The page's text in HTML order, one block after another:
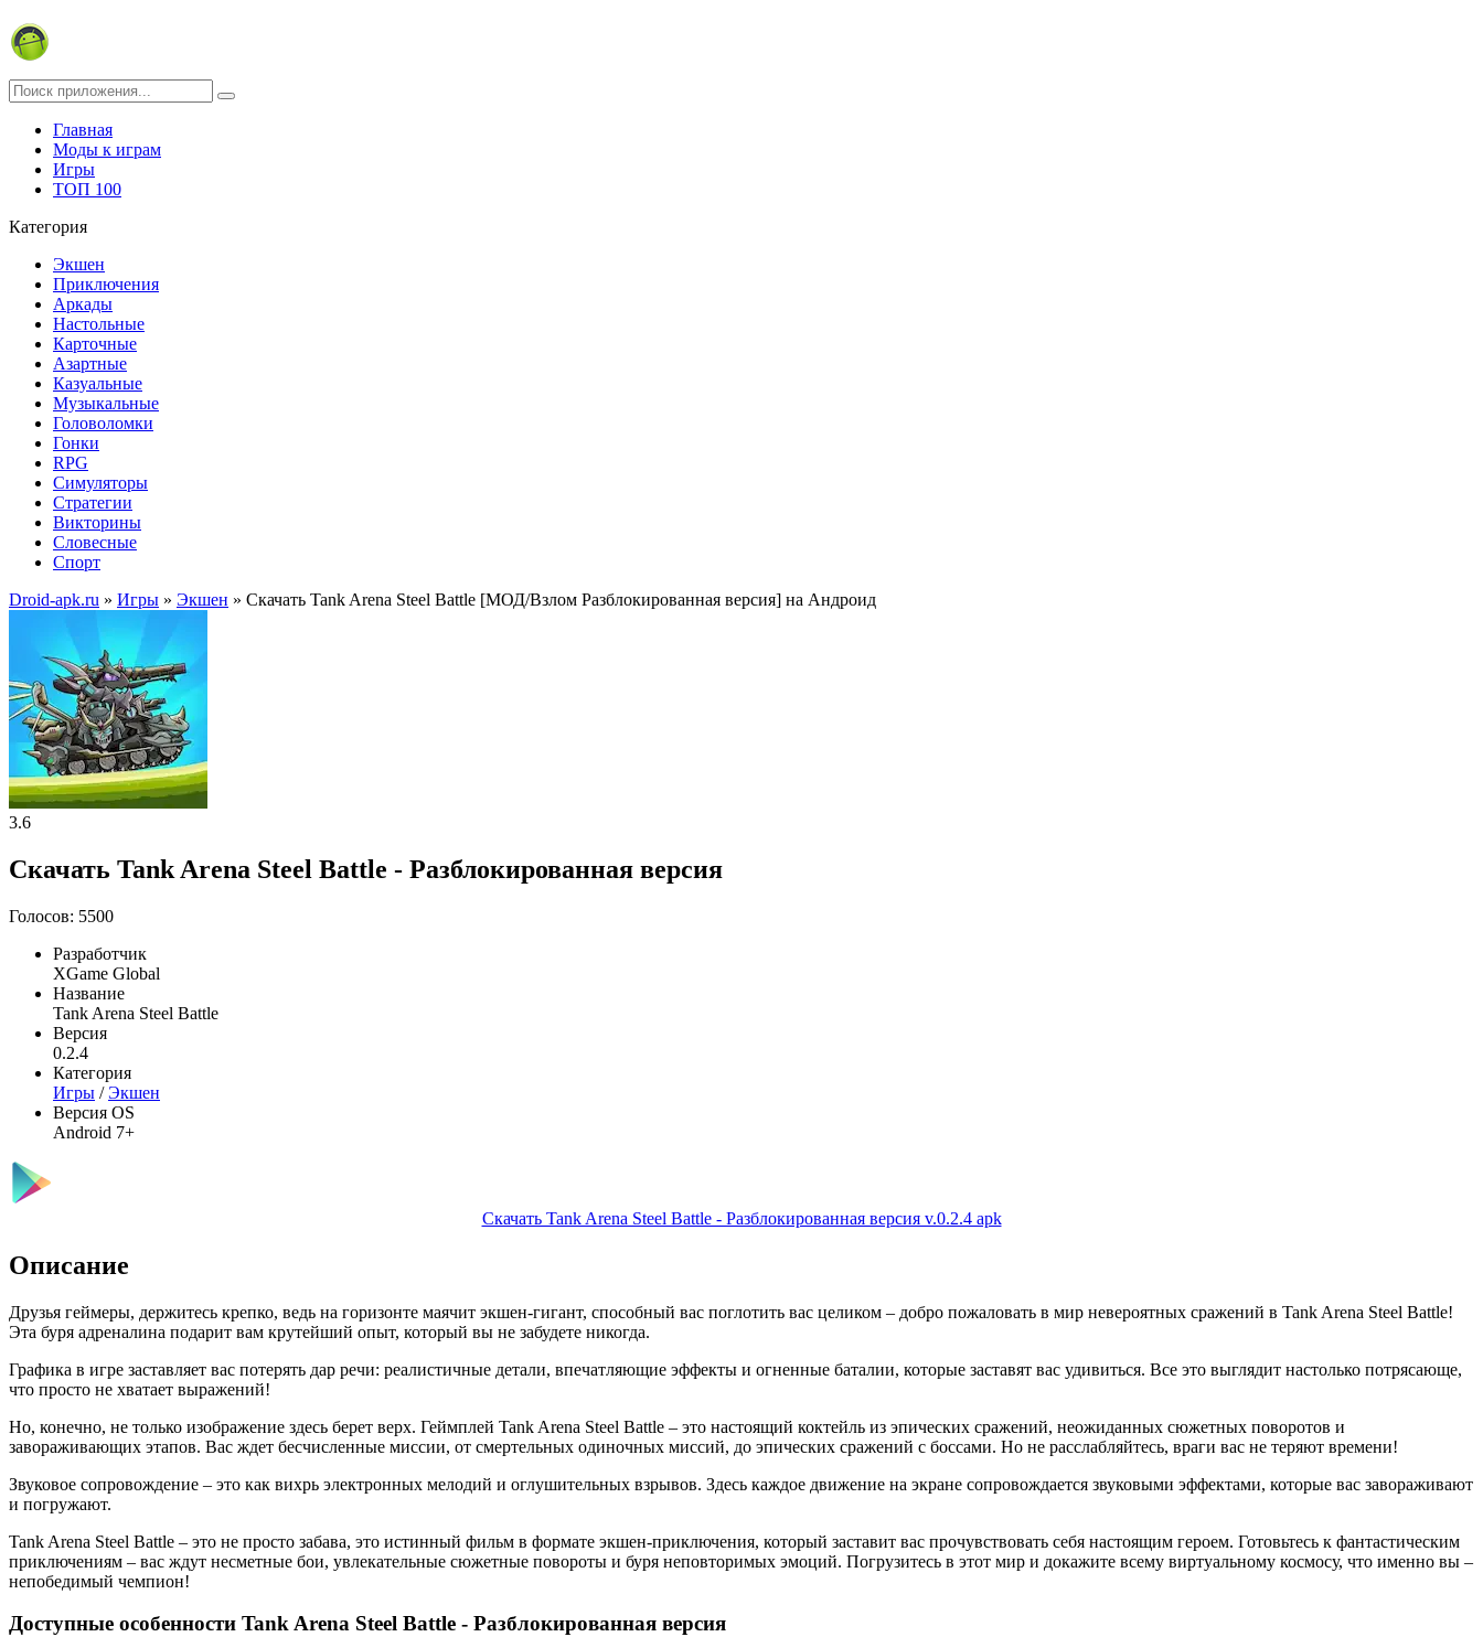
Главная
Моды к играм
Игры
ТОП 100
Категория
Экшен
Приключения
Аркады
Настольные
Карточные
Азартные
Казуальные
Музыкальные
Головоломки
Гонки
RPG
Симуляторы
Стратегии
Викторины
Словесные
Спорт
Droid-apk.ru » Игры » Экшен » Скачать Tank Arena Steel Battle [МОД/Взлом Разблокированная версия] на Андроид
3.6
Скачать Tank Arena Steel Battle - Разблокированная версия
Голосов: 5500
Разработчик
XGame Global
Название
Tank Arena Steel Battle
Версия
0.2.4
Категория
Игры /Экшен
Версия OS
Android 7+
Скачать Tank Arena Steel Battle - Разблокированная версия v.0.2.4 apk
Описание
Друзья геймеры, держитесь крепко, ведь на горизонте маячит экшен-гигант, способный вас поглотить вас целиком – добро пожаловать в мир невероятных сражений в Tank Arena Steel Battle!
Эта буря адреналина подарит вам крутейший опыт, который вы не забудете никогда.
Графика в игре заставляет вас потерять дар речи: реалистичные детали, впечатляющие эффекты и огненные баталии, которые заставят вас удивиться. Все это выглядит настолько потрясающе,
что просто не хватает выражений!
Но, конечно, не только изображение здесь берет верх. Геймплей Tank Arena Steel Battle – это настоящий коктейль из эпических сражений, неожиданных сюжетных поворотов и
завораживающих этапов. Вас ждет бесчисленные миссии, от смертельных одиночных миссий, до эпических сражений с боссами. Но не расслабляйтесь, враги вас не теряют времени!
Звуковое сопровождение – это как вихрь электронных мелодий и оглушительных взрывов. Здесь каждое движение на экране сопровождается звуковыми эффектами, которые вас завораживают
и погружают.
Tank Arena Steel Battle – это не просто забава, это истинный фильм в формате экшен-приключения, который заставит вас прочувствовать себя настоящим героем. Готовьтесь к фантастическим
приключениям – вас ждут несметные бои, увлекательные сюжетные повороты и буря неповторимых эмоций. Погрузитесь в этот мир и докажите всему виртуальному космосу, что именно вы –
непобедимый чемпион!
Доступные особенности Tank Arena Steel Battle - Разблокированная версия